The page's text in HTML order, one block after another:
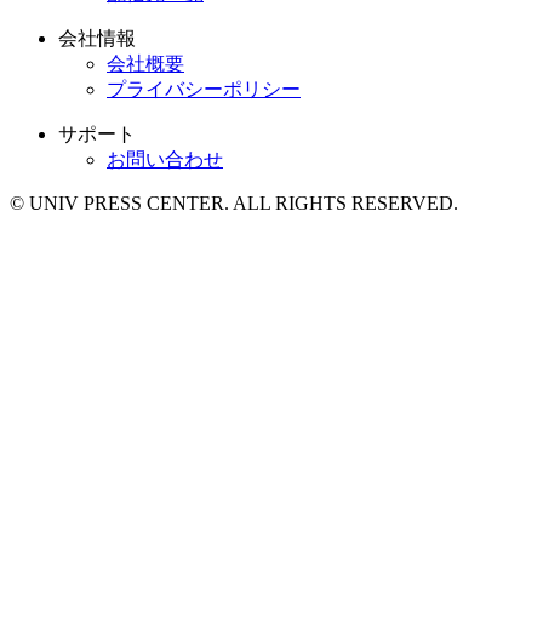
会社情報
会社概要
プライバシーポリシー
サポート
お問い合わせ
© UNIV PRESS CENTER. ALL RIGHTS RESERVED.